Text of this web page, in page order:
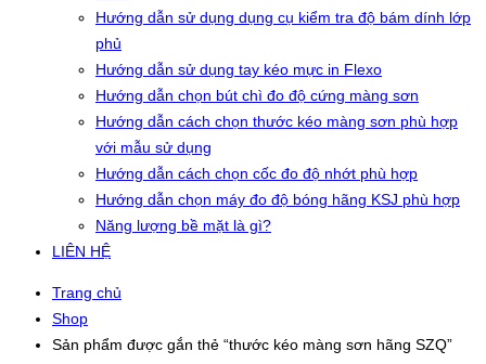
Hướng dẫn sử dụng dụng cụ kiểm tra độ bám dính lớp
phủ
Hướng dẫn sử dụng tay kéo mực in Flexo
Hướng dẫn chọn bút chì đo độ cứng màng sơn
Hướng dẫn cách chọn thước kéo màng sơn phù hợp
với mẫu sử dụng
Hướng dẫn cách chọn cốc đo độ nhớt phù hợp
Hướng dẫn chọn máy đo độ bóng hãng KSJ phù hợp
Năng lượng bề mặt là gì?
LIÊN HỆ
Trang chủ
Shop
Sản phẩm được gắn thẻ “thước kéo màng sơn hãng SZQ”